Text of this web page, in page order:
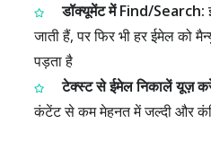
डॉक्यूमेंट में Find/Search:
जाती हैं, पर फिर भी हर ईमेल को
पड़ता है
टेक्स्ट से ईमेल निकालें यूज़
कंटेंट से कम मेहनत में जल्दी और